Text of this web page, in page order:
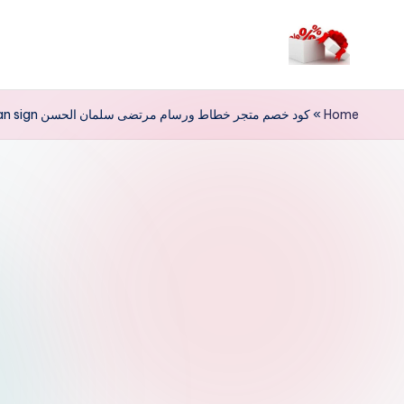
م
ر
Home
»كود خصم متجر خطاط ورسام مرتضى سلمان الحسن alhassan sign للدعاية والإعلان